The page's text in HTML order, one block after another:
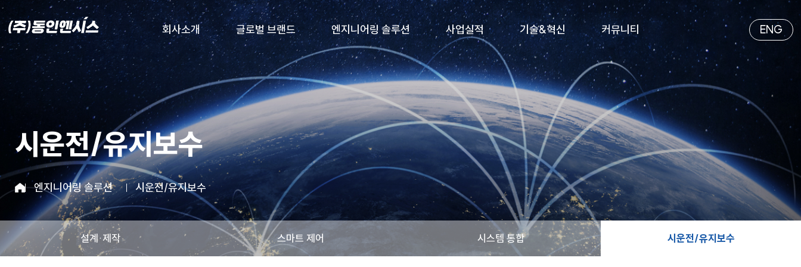
본문 바로가기
회사소개 글로벌 브랜드 엔지니어링 솔루션 사업실적 기술&혁신 커뮤니티 ENG
시운전/유지보수
엔지니어링 솔루션 시운전/유지보수
설계·제작 스마트 제어 시스템 통합 시운전/유지보수